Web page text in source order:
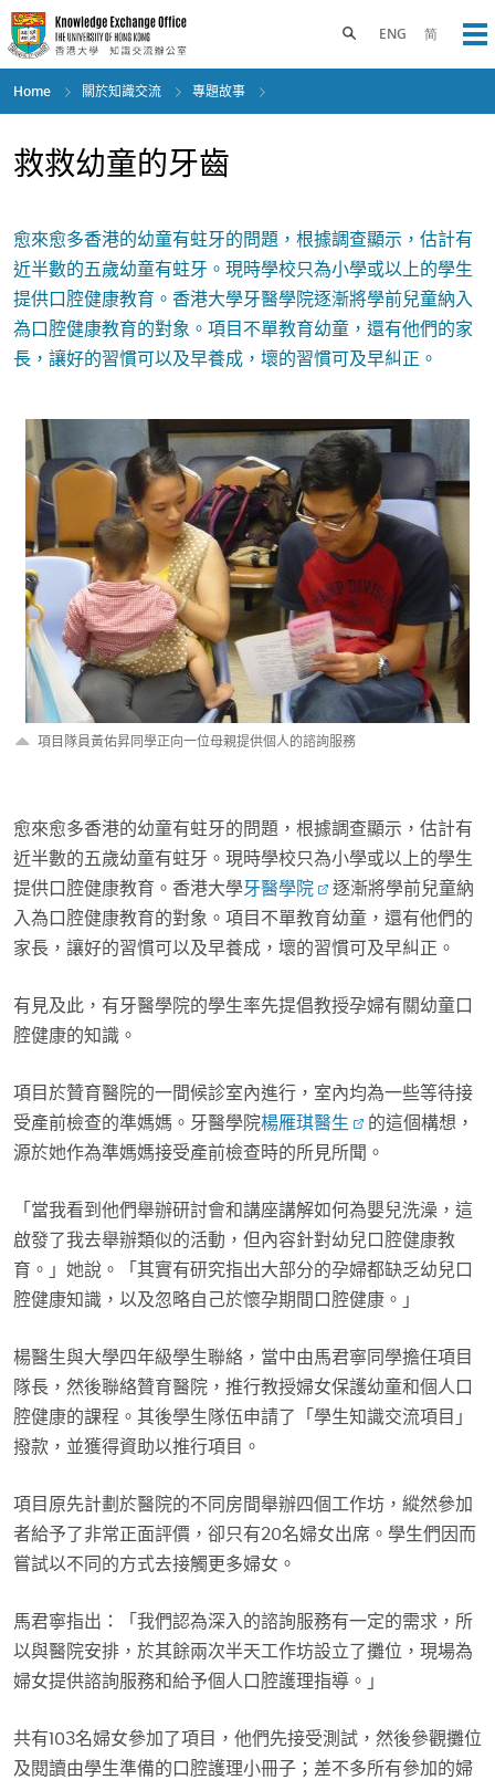
Skip
to
main
content
ENG 简
Toggle search panel
Home 關於知識交流 專題故事
救救幼童的牙齒
愈來愈多香港的幼童有蛀牙的問題，根據調查顯示，估計有
近半數的五歲幼童有蛀牙。現時學校只為小學或以上的學生
提供口腔健康教育。香港大學牙醫學院逐漸將學前兒童納入
為口腔健康教育的對象。項目不單教育幼童，還有他們的家
長，讓好的習慣可以及早養成，壞的習慣可及早糾正。
項目隊員黃佑昇同學正向一位母親提供個人的諮詢服務
愈來愈多香港的幼童有蛀牙的問題，根據調查顯示，估計有
近半數的五歲幼童有蛀牙。現時學校只為小學或以上的學生
提供口腔健康教育。香港大學牙醫學院
逐漸將學前兒童納
入為口腔健康教育的對象。項目不單教育幼童，還有他們的
家長，讓好的習慣可以及早養成，壞的習慣可及早糾正。
有見及此，有牙醫學院的學生率先提倡教授孕婦有關幼童口
腔健康的知識。
項目於贊育醫院的一間候診室內進行，室內均為一些等待接
受產前檢查的準媽媽。牙醫學院楊雁琪醫生
的這個構想，
源於她作為準媽媽接受產前檢查時的所見所聞。
「當我看到他們舉辦研討會和講座講解如何為嬰兒洗澡，這
啟發了我去舉辦類似的活動，但內容針對幼兒口腔健康教
育。」她說。「其實有研究指出大部分的孕婦都缺乏幼兒口
腔健康知識，以及忽略自己於懷孕期間口腔健康。」
楊醫生與大學四年級學生聯絡，當中由馬君寧同學擔任項目
隊長，然後聯絡贊育醫院，推行教授婦女保護幼童和個人口
腔健康的課程。其後學生隊伍申請了「學生知識交流項目」
撥款，並獲得資助以推行項目。
項目原先計劃於醫院的不同房間舉辦四個工作坊，縱然參加
者給予了非常正面評價，卻只有20名婦女出席。學生們因而
嘗試以不同的方式去接觸更多婦女。
馬君寧指出：「我們認為深入的諮詢服務有一定的需求，所
以與醫院安排，於其餘兩次半天工作坊設立了攤位，現場為
婦女提供諮詢服務和給予個人口腔護理指導。」
共有103名婦女參加了項目，他們先接受測試，然後參觀攤位
及閱讀由學生準備的口腔護理小冊子；差不多所有參加的婦